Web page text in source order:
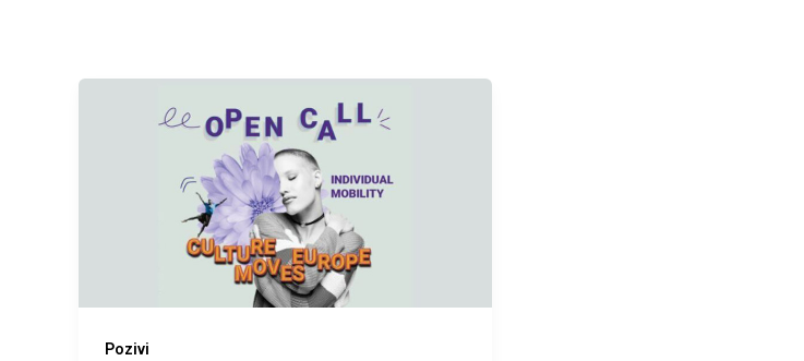
Pozivi